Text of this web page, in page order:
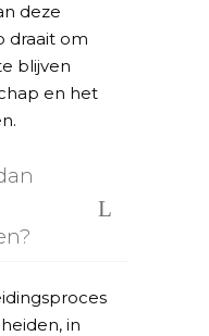
deze
draait om
blijven
en het
in